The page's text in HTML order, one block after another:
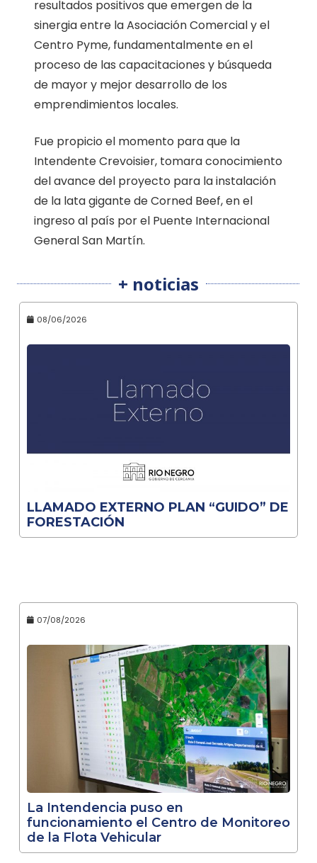
resultados positivos que emergen de la
sinergia entre la Asociación Comercial y el
Centro Pyme, fundamentalmente en el
proceso de las capacitaciones y búsqueda
de mayor y mejor desarrollo de los
emprendimientos locales.
Fue propicio el momento para que la
Intendente Crevoisier, tomara conocimiento
del avance del proyecto para la instalación
de la lata gigante de Corned Beef, en el
ingreso al país por el Puente Internacional
General San Martín.
+ noticias
08/06/2026
LLAMADO EXTERNO PLAN “GUIDO” DE
FORESTACIÓN
07/08/2026
La Intendencia puso en
funcionamiento el Centro de Monitoreo
de la Flota Vehicular